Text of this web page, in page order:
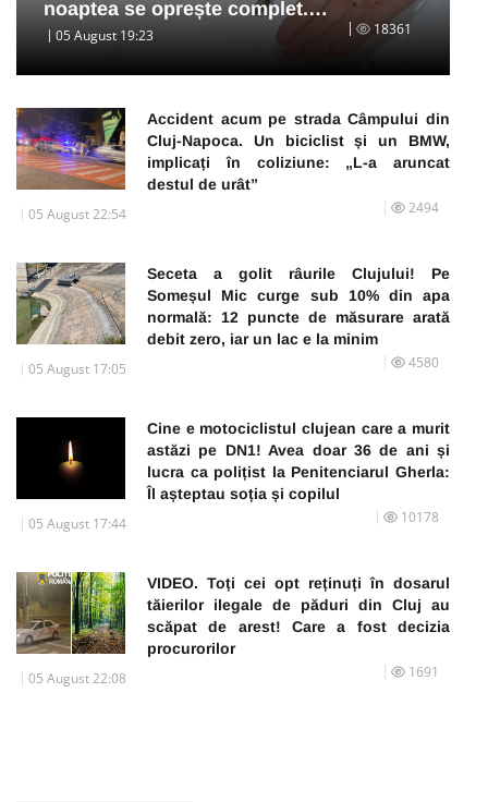
noaptea se oprește complet.…
05 August 19:23 18361
Accident acum pe strada Câmpului din
Cluj-Napoca. Un biciclist și un BMW,
implicați în coliziune: „L-a aruncat
destul de urât”
05 August 22:54 2494
Seceta a golit râurile Clujului! Pe
Someșul Mic curge sub 10% din apa
normală: 12 puncte de măsurare arată
debit zero, iar un lac e la minim
05 August 17:05 4580
Cine e motociclistul clujean care a murit
astăzi pe DN1! Avea doar 36 de ani și
lucra ca polițist la Penitenciarul Gherla:
Îl așteptau soția și copilul
05 August 17:44 10178
VIDEO. Toți cei opt reținuți în dosarul
tăierilor ilegale de păduri din Cluj au
scăpat de arest! Care a fost decizia
procurorilor
05 August 22:08 1691